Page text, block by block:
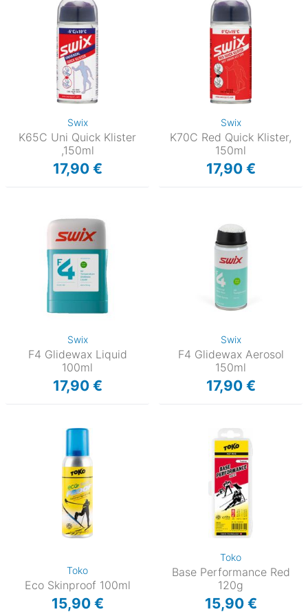
Swix
K65C Uni Quick Klister
,150ml
17,90 €
Swix
K70C Red Quick Klister,
150ml
17,90 €
Swix
F4 Glidewax Liquid
100ml
17,90 €
Swix
F4 Glidewax Aerosol
150ml
17,90 €
Toko
Eco Skinproof 100ml
15,90 €
Toko
Base Performance Red
120g
15,90 €